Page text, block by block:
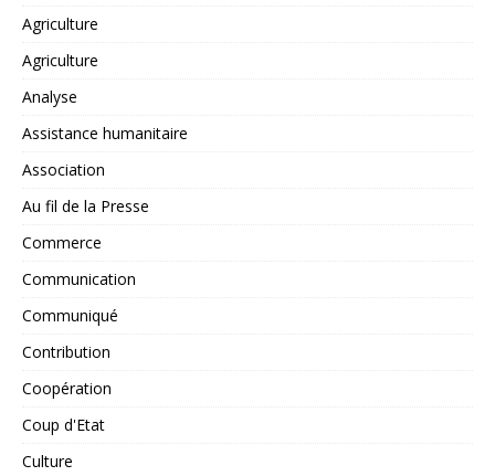
Agriculture
Agriculture
Analyse
Assistance humanitaire
Association
Au fil de la Presse
Commerce
Communication
Communiqué
Contribution
Coopération
Coup d'Etat
Culture